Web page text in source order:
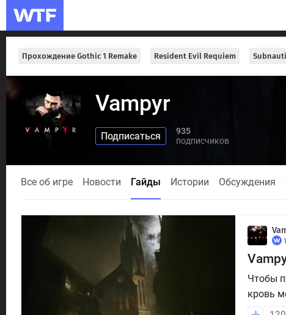
Прохождение Gothic 1 Remake Resident Evil Requiem
Vampyr
935
подписчиков
Все об игре Новости Гайды Истории Обсуждения
Чтобы
кровь